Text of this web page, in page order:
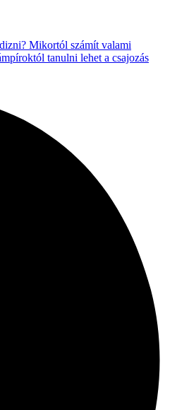
Mikortól számít valami
tanulni lehet a csajozás